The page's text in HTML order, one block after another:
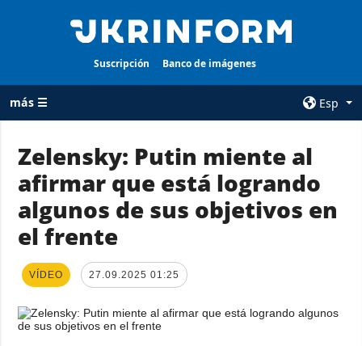
Suscripción Banco de imágenes
más ☰
Esp
TODAS LAS
CATEGORÍAS
Guerra
Reconstrucción
de Ucrania
Economía
AGENCIA
sobre la agencia
Zelensky: Putin miente al
afirmar que está logrando
algunos de sus objetivos en
el frente
VÍDEO 27.09.2025 01:25